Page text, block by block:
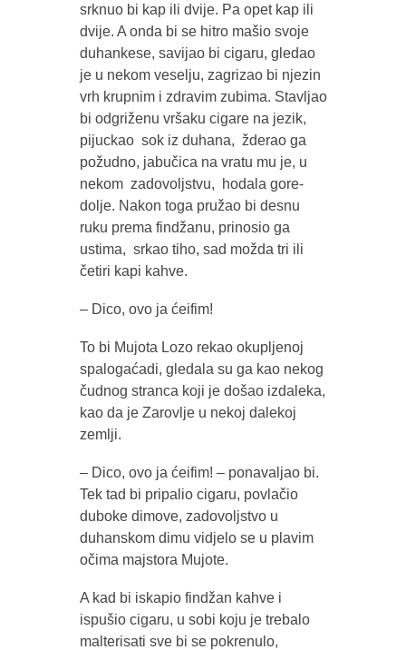
srknuo bi kap ili dvije. Pa opet kap ili
dvije. A onda bi se hitro mašio svoje
duhankese, savijao bi cigaru, gledao
je u nekom veselju, zagrizao bi njezin
vrh krupnim i zdravim zubima. Stavljao
bi odgriženu vršaku cigare na jezik,
pijuckao sok iz duhana, žderao ga
požudno, jabučica na vratu mu je, u
nekom zadovoljstvu, hodala gore-
dolje. Nakon toga pružao bi desnu
ruku prema findžanu, prinosio ga
ustima, srkao tiho, sad možda tri ili
četiri kapi kahve.
– Dico, ovo ja ćeifim!
To bi Mujota Lozo rekao okupljenoj
spalogaćadi, gledala su ga kao nekog
čudnog stranca koji je došao izdaleka,
kao da je Zarovlje u nekoj dalekoj
zemlji.
– Dico, ovo ja ćeifim! – ponavaljao bi.
Tek tad bi pripalio cigaru, povlačio
duboke dimove, zadovoljstvo u
duhanskom dimu vidjelo se u plavim
očima majstora Mujote.
A kad bi iskapio findžan kahve i
ispušio cigaru, u sobi koju je trebalo
malterisati sve bi se pokrenulo,